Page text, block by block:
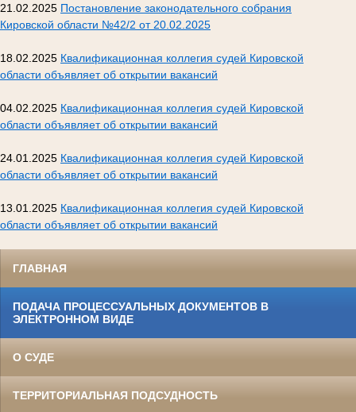
21.02.2025 Постановление законодательного собрания
Кировской области №42/2 от 20.02.2025
18.02.2025 Квалификационная коллегия судей Кировской
области объявляет об открытии вакансий
04.02.2025 Квалификационная коллегия судей Кировской
области объявляет об открытии вакансий
24.01.2025 Квалификационная коллегия судей Кировской
области объявляет об открытии вакансий
13.01.2025 Квалификационная коллегия судей Кировской
области объявляет об открытии вакансий
ГЛАВНАЯ
ПОДАЧА ПРОЦЕССУАЛЬНЫХ ДОКУМЕНТОВ В
ЭЛЕКТРОННОМ ВИДЕ
О СУДЕ
ТЕРРИТОРИАЛЬНАЯ ПОДСУДНОСТЬ